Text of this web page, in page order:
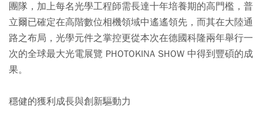
團隊，加上每名光學工程師需長達十年培養期的高門檻，普
立爾已確定在高階數位相機領域中遙遙領先，而其在大陸通
路之布局，光學元件之掌控更從本次在德國科隆兩年舉行一
次的全球最大光電展覽 PHOTOKINA SHOW 中得到豐碩的成
果。
穩健的獲利成長與創新驅動力